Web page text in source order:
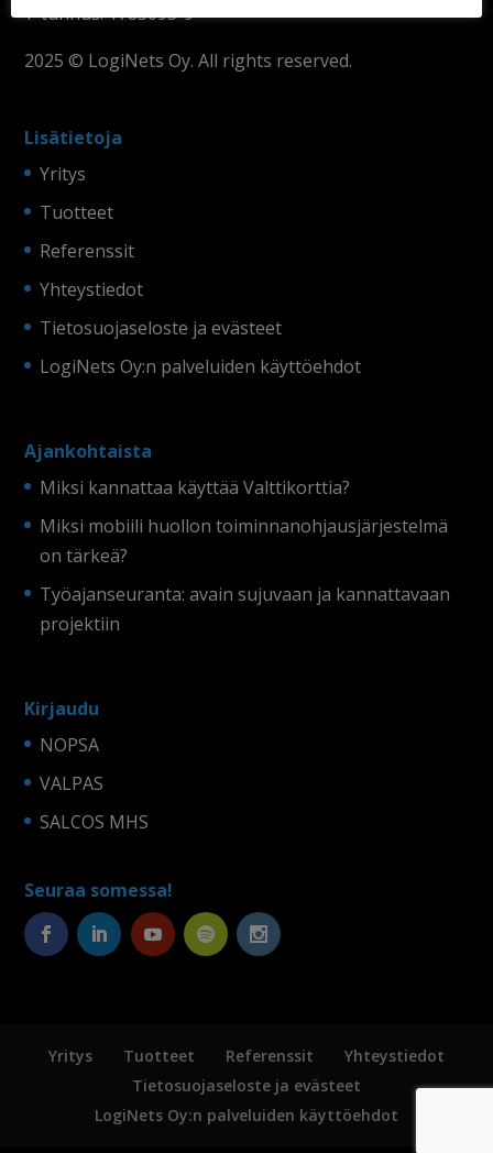
Y-tunnus: 1783095-9
2025 © LogiNets Oy. All rights reserved.
Lisätietoja
Yritys
Tuotteet
Referenssit
Yhteystiedot
Tietosuojaseloste ja evästeet
LogiNets Oy:n palveluiden käyttöehdot
Ajankohtaista
Miksi kannattaa käyttää Valttikorttia?
Miksi mobiili huollon toiminnanohjausjärjestelmä
on tärkeä?
Työajanseuranta: avain sujuvaan ja kannattavaan
projektiin
Kirjaudu
NOPSA
VALPAS
SALCOS MHS
Seuraa somessa!
Yritys Tuotteet Referenssit
Yhteystiedot
Tietosuojaseloste ja evästeet
LogiNets Oy:n palveluiden käyttöehdot